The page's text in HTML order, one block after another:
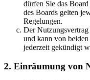
dürfen Sie das
des Boards gelten
Regelungen.
Der
und kann von
jederzeit gekündigt
2. Einräumung von